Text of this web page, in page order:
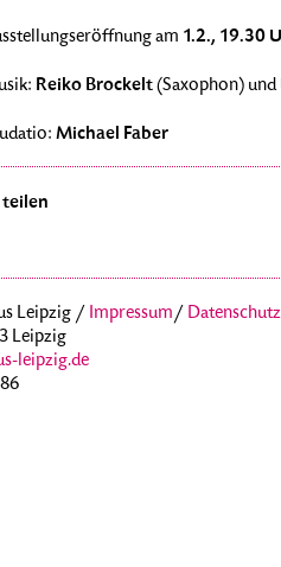
am 1.2., 19.30
Reiko Brockelt(Saxophon) und
Michael Faber
teilen
Leipzig / Impressum/ Datenschutz
Leipzig
leipzig.de